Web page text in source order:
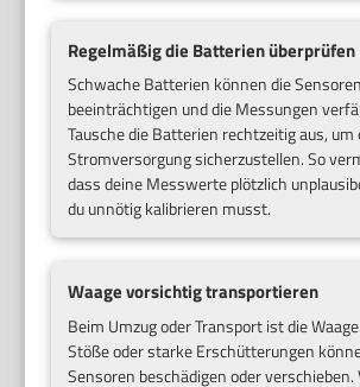
Regelmäßig die Batterien überprüfen
Schwache Batterien können die Sensoren
beeinträchtigen und die Messungen
Tausche die Batterien rechtzeitig aus,
Stromversorgung sicherzustellen. So
dass deine Messwerte plötzlich
du unnötig kalibrieren musst.
Waage vorsichtig transportieren
Beim Umzug oder Transport ist die
Stöße oder starke Erschütterungen
Sensoren beschädigen oder verschieben.